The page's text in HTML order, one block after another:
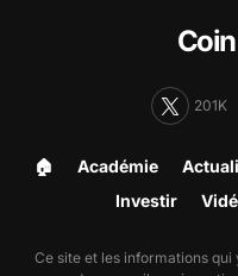
201K
🏠︎ Académie
Investir
Ce site et les informations